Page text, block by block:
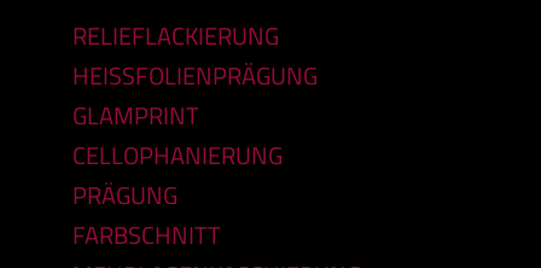
RELIEFLACKIERUNG
HEISSFOLIENPRÄGUNG
GLAMPRINT
CELLOPHANIERUNG
PRÄGUNG
FARBSCHNITT